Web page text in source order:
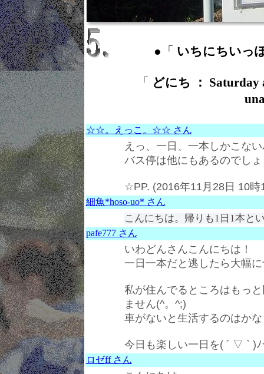
●「 いちにちいっ
「
どにち ： Saturday
☆☆。えっこ。☆☆ さん
えっ、一日、一本しかこな
バス停は他にもあるのでし
☆PP. (2016年11月28日 10時
細魚*hoso-uo* さん
こんにちは。帰りも1日1本と
pafe777 さん
いわどんさんこんにちは！
一日一本だと逃したら大幅
私が住んでるところはもっ
ません(^。^;)
車がないと生活するのはか
今日も楽しい一日を( ´ ▽ ` )
ロゼff さん